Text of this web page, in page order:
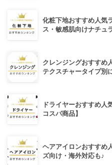
化粧下地おすすめ人気
ス・敏感肌向けナチュ
クレンジングおすすめ
テクスチャータイプ別
ドライヤーおすすめ人
コスパ商品】
ヘアアイロンおすすめ
ズ向け・海外対応も♪